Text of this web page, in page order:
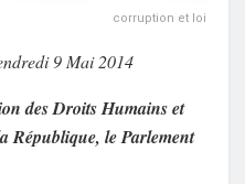
corruption et loi
9 Mai 2014
des Droits Humains et
République, le Parlement